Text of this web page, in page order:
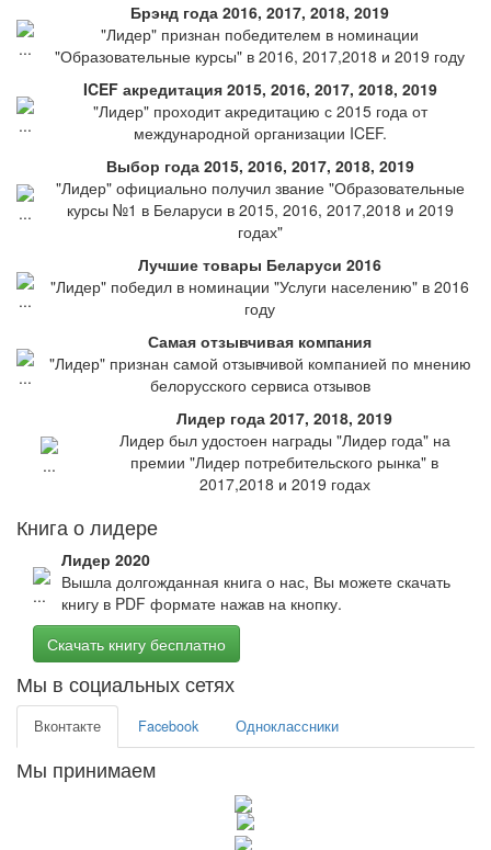
Брэнд года 2016, 2017, 2018, 2019
"Лидер" признан победителем в номинации
"Образовательные курсы" в 2016, 2017,2018 и 2019 году
ICEF акредитация 2015, 2016, 2017, 2018, 2019
"Лидер" проходит акредитацию с 2015 года от
международной организации ICEF.
Выбор года 2015, 2016, 2017, 2018, 2019
"Лидер" официально получил звание "Образовательные
курсы №1 в Беларуси в 2015, 2016, 2017,2018 и 2019
годах"
Лучшие товары Беларуси 2016
"Лидер" победил в номинации "Услуги населению" в 2016
году
Самая отзывчивая компания
"Лидер" признан самой отзывчивой компанией по мнению
белорусского сервиса отзывов
Лидер года 2017, 2018, 2019
Лидер был удостоен награды "Лидер года" на
премии "Лидер потребительского рынка" в
2017,2018 и 2019 годах
Книга о лидере
Лидер 2020
Вышла долгожданная книга о нас, Вы можете скачать
книгу в PDF формате нажав на кнопку.
Скачать книгу бесплатно
Мы в социальных сетях
Вконтакте Facebook Одноклассники
Мы принимаем